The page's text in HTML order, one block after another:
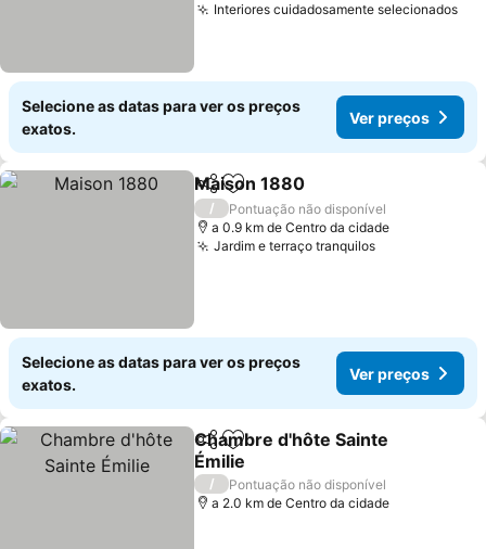
Interiores cuidadosamente selecionados
Selecione as datas para ver os preços
exatos.
Ver preços
PartilharAdicionar aos favoritos
Maison 1880
/
Pontuação não disponível
a 0.9 km de Centro da cidade
Jardim e terraço tranquilosVer preços
Selecione as datas para ver os preços
exatos.
Ver preços
PartilharAdicionar aos favoritos
Chambre d'hôte Sainte
Émilie
Ver preços
/
Pontuação não disponível
a 2.0 km de Centro da cidade